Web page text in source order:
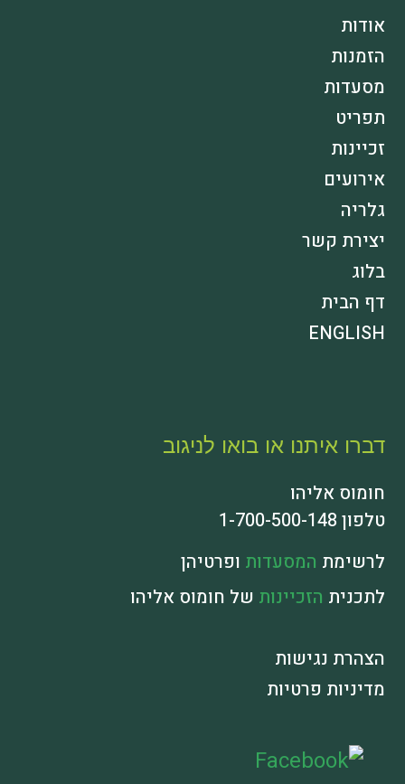
אודות
הזמנות
מסעדות
תפריט
זכיינות
אירועים
גלריה
יצירת קשר
בלוג
דף הבית
ENGLISH
דברו איתנו או בואו לניגוב
חומוס אליהו
טלפון 1-700-500-148
לרשימת המסעדות ופרטיהן
לתכנית הזכיינות של חומוס אליהו
הצהרת נגישות
מדיניות פרטיות